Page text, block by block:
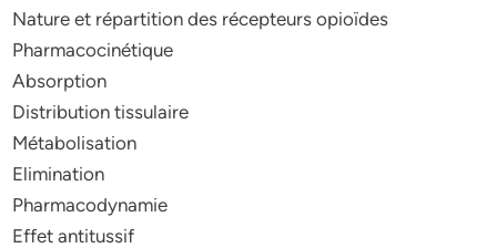
Nature et répartition des récepteurs opioïdes
Pharmacocinétique
Absorption
Distribution tissulaire
Métabolisation
Elimination
Pharmacodynamie
Effet antitussif